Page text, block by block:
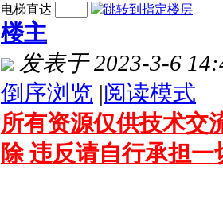
电梯直达
楼主
发表于 2023-3-6
倒序浏览 |阅读模式
所有资源仅供技术交
除 违反请自行承担